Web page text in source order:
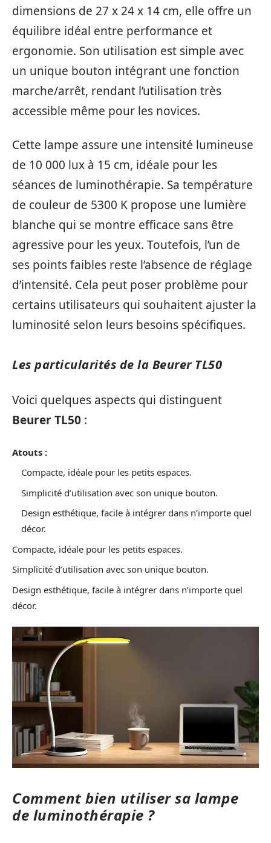
dimensions de 27 x 24 x 14 cm, elle offre un
équilibre idéal entre performance et
ergonomie. Son utilisation est simple avec
un unique bouton intégrant une fonction
marche/arrêt, rendant l’utilisation très
accessible même pour les novices.
Cette lampe assure une intensité lumineuse
de 10 000 lux à 15 cm, idéale pour les
séances de luminothérapie. Sa température
de couleur de 5300 K propose une lumière
blanche qui se montre efficace sans être
agressive pour les yeux. Toutefois, l’un de
ses points faibles reste l’absence de réglage
d’intensité. Cela peut poser problème pour
certains utilisateurs qui souhaitent ajuster la
luminosité selon leurs besoins spécifiques.
Les particularités de la Beurer TL50
Voici quelques aspects qui distinguent
Beurer TL50 :
Atouts :
Compacte, idéale pour les petits espaces.
Simplicité d’utilisation avec son unique bouton.
Design esthétique, facile à intégrer dans n’importe quel
décor.
Compacte, idéale pour les petits espaces.
Simplicité d’utilisation avec son unique bouton.
Design esthétique, facile à intégrer dans n’importe quel
décor.
Comment bien utiliser sa lampe
de luminothérapie ?